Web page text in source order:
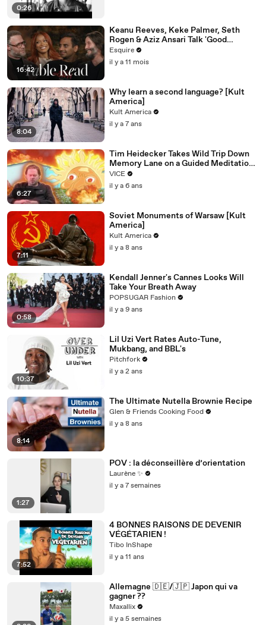
0:26
16:42
Keanu Reeves, Keke Palmer, Seth
Rogen & Aziz Ansari Talk 'Good
Fortune' at Esquire’s Table Read
Esquire
il y a 11 mois
8:04
Why learn a second language? [Kult
America]
Kult America
il y a 7 ans
6:27
Tim Heidecker Takes Wild Trip Down
Memory Lane on a Guided Meditation |
Inside My Mind
VICE
il y a 6 ans
7:11
Soviet Monuments of Warsaw [Kult
America]
Kult America
il y a 8 ans
0:58
Kendall Jenner's Cannes Looks Will
Take Your Breath Away
POPSUGAR Fashion
il y a 9 ans
10:37
Lil Uzi Vert Rates Auto-Tune,
Mukbang, and BBL's
Pitchfork
il y a 2 ans
8:14
The Ultimate Nutella Brownie Recipe
Glen & Friends Cooking Food
il y a 8 ans
1:27
POV : la déconseillère d’orientation
Laurène ✨
il y a 7 semaines
7:52
4 BONNES RAISONS DE DEVENIR
VÉGÉTARIEN !
Tibo InShape
il y a 11 ans
Allemagne 🇩🇪/🇯🇵 Japon qui va
gagner ??
Maxallix
il y a 5 semaines